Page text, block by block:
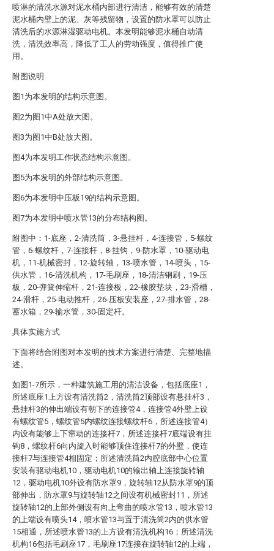
喷淋的清洗水源对泥水桶内部进行清洁，能够有效的清楚
泥水桶内壁上的泥、灰等残留物，设置的防水罩可以防止
清洗后的水源淋湿驱动电机。本发明能够泥水桶自动清
洗，清洗效率高，降低了工人的劳动强度，值得推广使
用。
附图说明
图1为本发明的结构示意图。
图2为图1中A处放大图。
图3为图1中B处放大图。
图4为本发明工作状态结构示意图。
图5为本发明的外部结构示意图。
图6为本发明中压板19的结构示意图。
图7为本发明中喷水管13的分布结构图。
附图中：1-底座，2-清洗筒，3-悬挂杆，4-连接管，5-螺纹
管，6-螺纹杆，7-连接杆，8-挂钩，9-防水罩，10-驱动电
机，11-机械密封，12-旋转轴，13-喷水管，14-喷头，15-
供水管，16-清洗机构，17-毛刷座，18-清洁钢刷，19-压
板，20-弹簧伸缩杆，21-连接板，22-橡胶垫块，23-滑槽，
24-滑杆，25-电动推杆，26-压板安装座，27-排水管，28-
蓄水箱，29-输水管，30-固定杆。
具体实施方式
下面将结合附图对本发明的技术方案进行清楚、完整地描
述。
如图1-7所示，一种建筑施工用的清洁设备，包括底座1，
所述底座1上方设有清洗筒2，清洗筒2顶部设有悬挂杆3，
悬挂杆3的伸出端设有朝下的连接管4，连接管4外壁上设
有螺纹管5，螺纹管5内螺纹连接螺纹杆6，所述连接管4）
内设有能够上下窜动的连接杆7，所述连接杆7底端设有挂
钩8，螺纹杆6向内旋入时能够顶住连接杆7的外壁，使连
接杆7与连接管4相固定；所述清洗筒2内腔底部中心位置
安装有驱动电机10，驱动电机10的输出轴上连接旋转轴
12，驱动电机10外设有防水罩9，旋转轴12从防水罩9的顶
部伸出，防水罩9与旋转轴12之间设有机械密封11，所述
旋转轴12的上部外侧设有向上弯曲的喷水管13，喷水管13
的上端设有喷头14，喷水管13与置于清洗筒2内的供水管
15相通，所述喷水管13的上方设有清洗机构16；所述清洗
机构16包括毛刷座17，毛刷座17连接在旋转轴12的上端，